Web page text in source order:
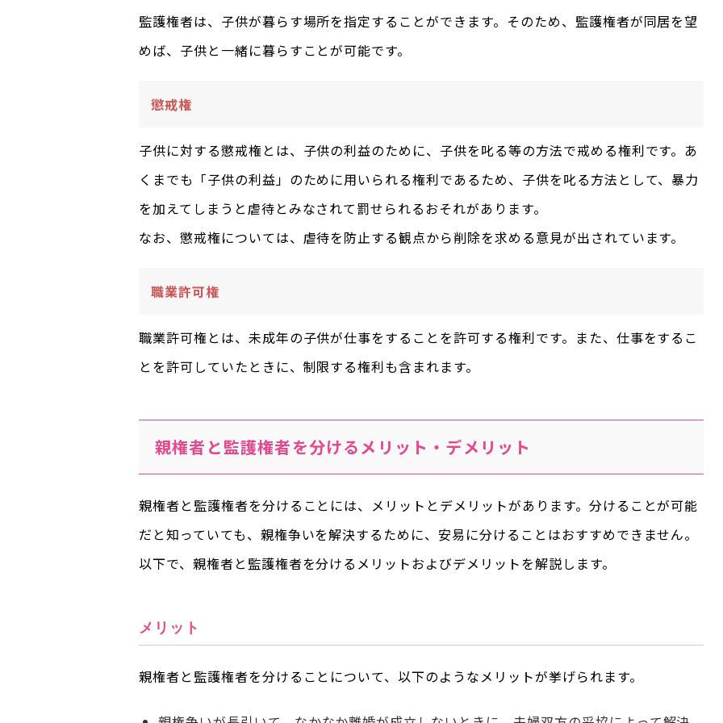
監護権者は、子供が暮らす場所を指定することができます。そのため、監護権者が同居を望
めば、子供と一緒に暮らすことが可能です。
懲戒権
子供に対する懲戒権とは、子供の利益のために、子供を叱る等の方法で戒める権利です。あ
くまでも「子供の利益」のために用いられる権利であるため、子供を叱る方法として、暴力
を加えてしまうと虐待とみなされて罰せられるおそれがあります。
なお、懲戒権については、虐待を防止する観点から削除を求める意見が出されています。
職業許可権
職業許可権とは、未成年の子供が仕事をすることを許可する権利です。また、仕事をするこ
とを許可していたときに、制限する権利も含まれます。
親権者と監護権者を分けるメリット・デメリット
親権者と監護権者を分けることには、メリットとデメリットがあります。分けることが可能
だと知っていても、親権争いを解決するために、安易に分けることはおすすめできません。
以下で、親権者と監護権者を分けるメリットおよびデメリットを解説します。
メリット
親権者と監護権者を分けることについて、以下のようなメリットが挙げられます。